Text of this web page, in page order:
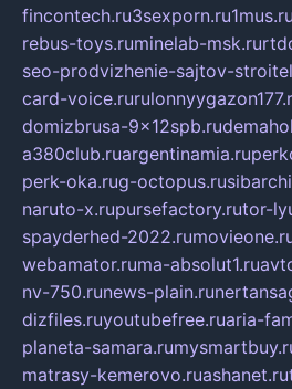
fincontech.ru3sexporn.ru1mus.ru
rebus-toys.ruminelab-msk.ru
seo-prodvizhenie-sajtov-
card-voice.ru
domizbrusa-9x12spb.ru
a380club.ruargentinamia.ru
perk-oka.rug-octopus.ru
naruto-x.rupursefactory.rutor-
spayderhed-2022.ru
webamator.ruma-absolut1.ru
nv-750.runews-plain.ru
dizfiles.ruyoutubefree.ruaria-
planeta-samara.ru
matrasy-kemerovo.ruashanet.ru